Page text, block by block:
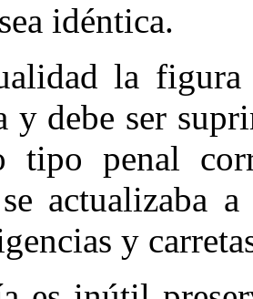
idéntica.
la figura
y debe ser
tipo penal
actualizaba
y